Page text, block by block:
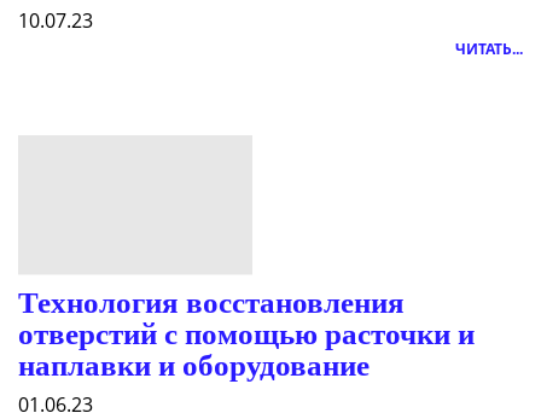
10.07.23
ЧИТАТЬ...
Технология восстановления
отверстий с помощью расточки и
наплавки и оборудование
01.06.23